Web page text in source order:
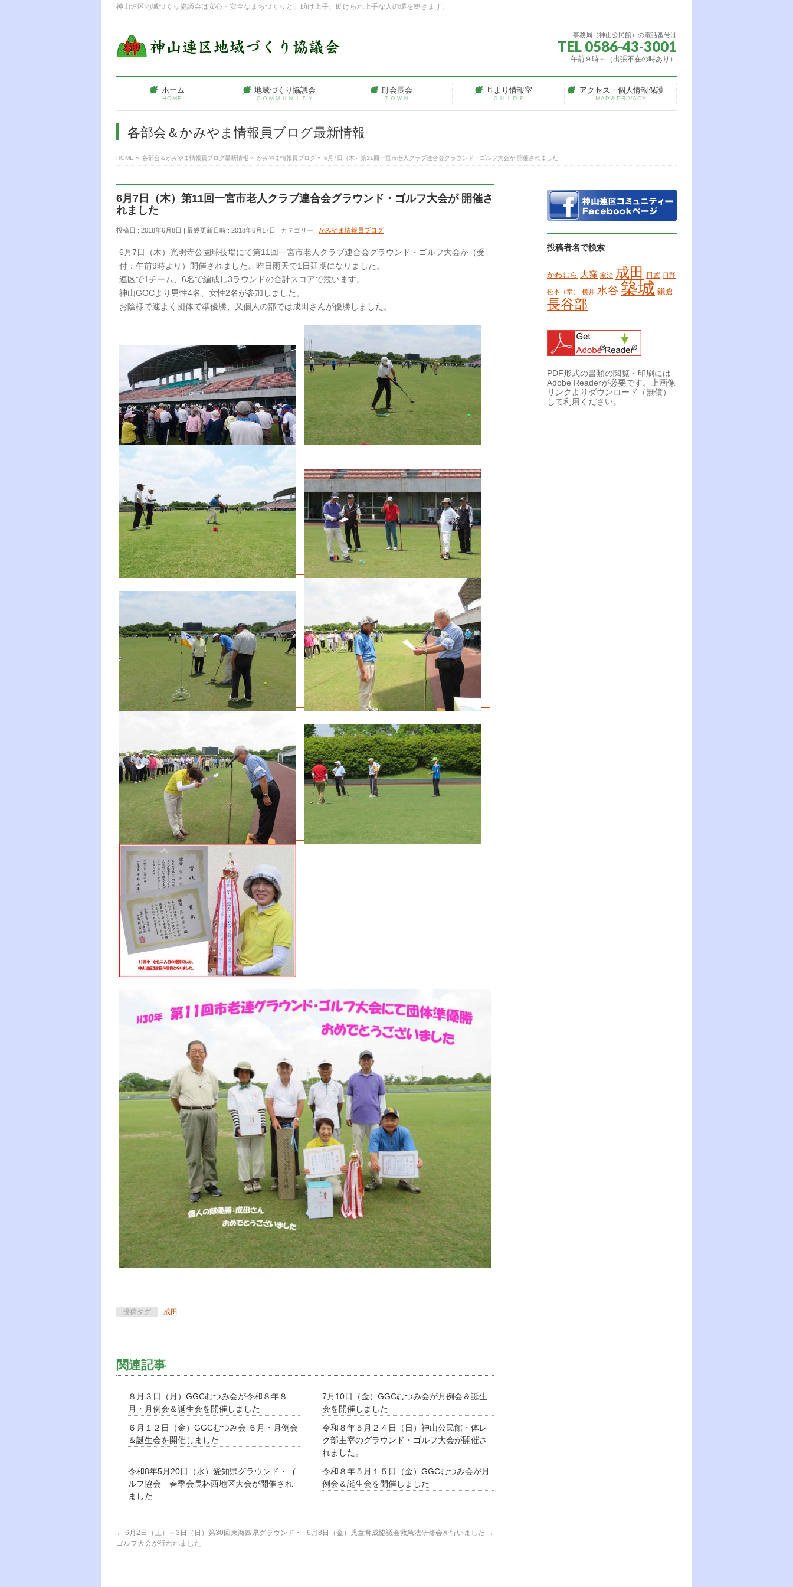
神山連区地域づくり協議会は安心・安全なまちづくりと、助け上手、助けられ上手な人の環を築きます。
事務局（神山公民館）の電話番号は
TEL 0586-43-3001
午前９時～（出張不在の時あり）
ホーム
HOME
地域づくり協議会
ＣＯＭＭＵＮＩＴＹ
町会長会
ＴＯＷＮ
耳より情報室
ＧＵＩＤＥ
アクセス・個人情報保護
MAP＆PRIVACY
各部会＆かみやま情報員ブログ最新情報
HOME » 各部会＆かみやま情報員ブログ最新情報 » かみやま情報員ブログ » 6月7日（木）第11回一宮市老人クラブ連合会グラウンド・ゴルフ大会が 開催されました
6月7日（木）第11回一宮市老人クラブ連合会グラウンド・ゴルフ大会が 開催さ
れました
投稿日 : 2018年6月8日 最終更新日時 : 2018年6月17日 カテゴリー : かみやま情報員ブログ
6月7日（木）光明寺公園球技場にて第11回一宮市老人クラブ連合会グラウンド・ゴルフ大会が（受
付：午前9時より）開催されました。昨日雨天で1日延期になりました。
連区で1チーム、6名で編成し3ラウンドの合計スコアで競います。
神山GGCより男性4名、女性2名が参加しました。
お陰様で運よく団体で準優勝、又個人の部では成田さんが優勝しました。
投稿タグ 成田
関連記事
８月３日（月）GGCむつみ会が令和８年８
月・月例会＆誕生会を開催しました
7月10日（金）GGCむつみ会が月例会＆誕生
会を開催しました
６月１２日（金）GGCむつみ会 ６月・月例会
＆誕生会を開催しました
令和８年５月２４日（日）神山公民館・体レ
ク部主宰のグラウンド・ゴルフ大会が開催さ
れました。
令和8年5月20日（水）愛知県グラウンド・ゴ
ルフ協会 春季会長杯西地区大会が開催され
ました
令和８年５月１５日（金）GGCむつみ会が月
例会＆誕生会を開催しました
← 6月2日（土）～3日（日）第30回東海四県グラウンド・
ゴルフ大会が行われました
6月8日（金）児童育成協議会救急法研修会を行いました →
投稿者名で検索
かわむら 大窪 家治 成田 日置 日野
松本（幸） 横井 水谷 築城 鎌倉
長谷部
PDF形式の書類の閲覧・印刷には
Adobe Readerが必要です。上画像
リンクよりダウンロード（無償）
して利用ください。